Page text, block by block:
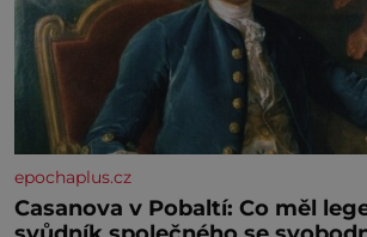
epochaplus.cz
Casanova v Pobaltí: Co měl